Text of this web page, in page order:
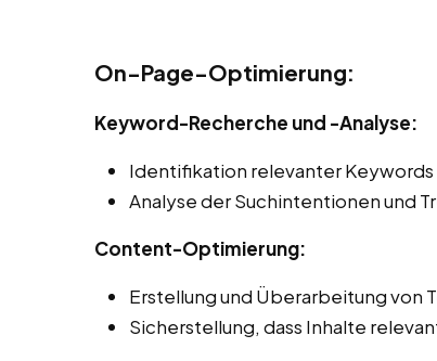
On-Page-Optimierung:
Keyword-Recherche und -Analyse:
Identifikation relevanter
Analyse der Suchintentionen und
Content-Optimierung:
Erstellung und Überarbeitung von
Sicherstellung, dass Inhalte